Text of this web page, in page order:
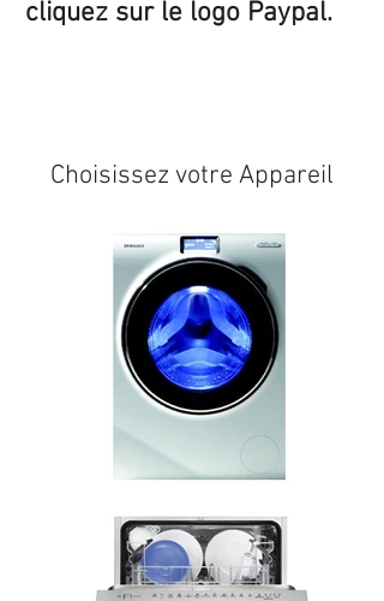
cliquez sur le logo Paypal.
Choisissez votre Appareil